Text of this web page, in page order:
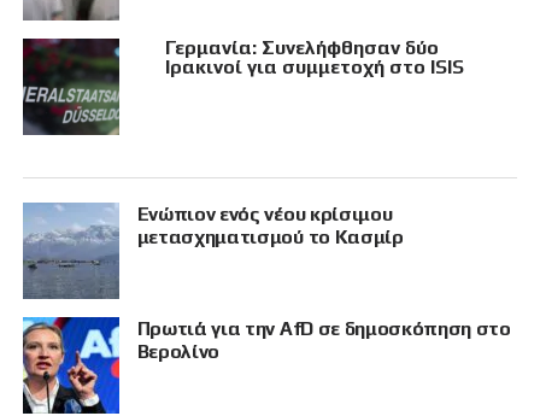
Γερμανία: Συνελήφθησαν δύο
Ιρακινοί για συμμετοχή στο ISIS
Eνώπιον ενός νέου κρίσιμου
μετασχηματισμού το Κασμίρ
Πρωτιά για την AfD σε δημοσκόπηση στο
Βερολίνο